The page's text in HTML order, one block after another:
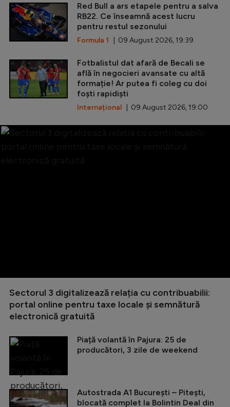
Red Bull a ars etapele pentru a salva
RB22. Ce înseamnă acest lucru
pentru restul sezonului
Formula 1 | 09 August 2026, 19:39
Fotbalistul dat afară de Becali se
află în negocieri avansate cu altă
formație! Ar putea fi coleg cu doi
foști rapidiști
Internațional | 09 August 2026, 19:00
Sectorul 3 digitalizează relația cu contribuabilii:
portal online pentru taxe locale și semnătură
electronică gratuită
Piață volantă în Pajura: 25 de
producători, 3 zile de weekend
Autostrada A1 București – Pitești,
blocată complet la Bolintin Deal din